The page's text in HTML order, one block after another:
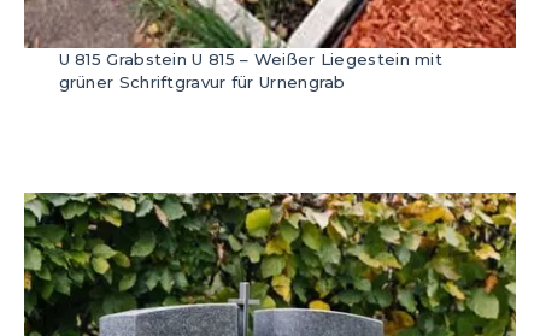
U 815 Grabstein U 815 – Weißer Liegestein mit
grüner Schriftgravur für Urnengrab